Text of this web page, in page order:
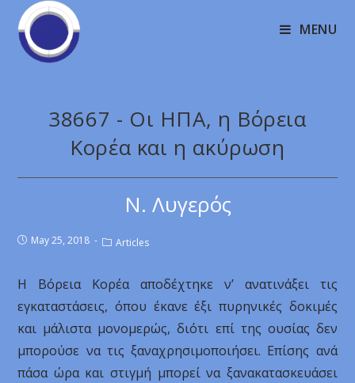
MENU
38667 - Οι ΗΠΑ, η Βόρεια
Κορέα και η ακύρωση
Ν. Λυγερός
May 25, 2018 Articles
Η Βόρεια Κορέα αποδέχτηκε ν’ ανατινάξει τις
εγκαταστάσεις, όπου έκανε έξι πυρηνικές δοκιμές
και μάλιστα μονομερώς, διότι επί της ουσίας δεν
μπορούσε να τις ξαναχρησιμοποιήσει. Επίσης ανά
πάσα ώρα και στιγμή μπορεί να ξανακατασκευάσει